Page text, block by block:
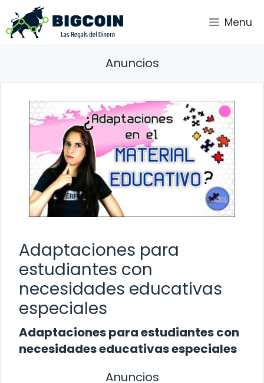
Saltar
al
contenido
Menu
Anuncios
Adaptaciones para
estudiantes con
necesidades educativas
especiales
Adaptaciones para estudiantes con
necesidades educativas especiales
Anuncios